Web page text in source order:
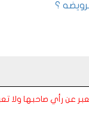
؟
تعبر عن رأي صاحبها ولا